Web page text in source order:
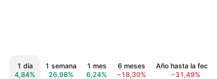
1 día
4,84%
1 semana
26,98%
1 mes
6,24%
6 meses
−18,30%
Año hasta la fecha
−31,49%